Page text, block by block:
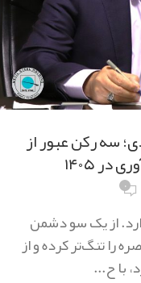
سه رکن عبور از
۱۴۰۵
۰
از یک سو دشمن
را تنگ‌تر کرده و از
با ح...